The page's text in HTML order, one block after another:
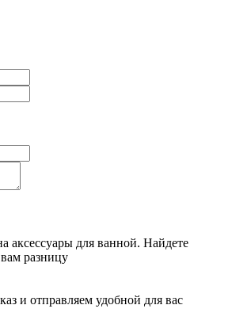
аксессуары для ванной. Найдете
разницу
и отправляем удобной для вас